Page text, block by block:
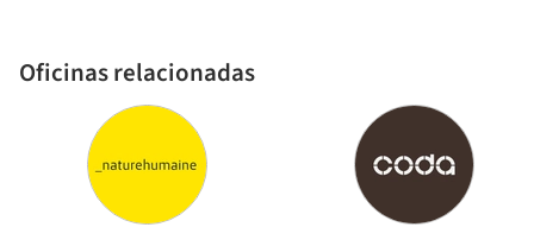
Oficinas relacionadas